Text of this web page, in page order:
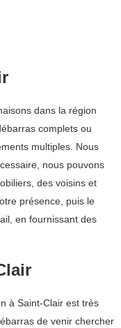
dans la région
complets ou
multiples. Nous
nous pouvons
des voisins et
présence, puis le
en fournissant des
à Saint-Clair est très
de venir chercher